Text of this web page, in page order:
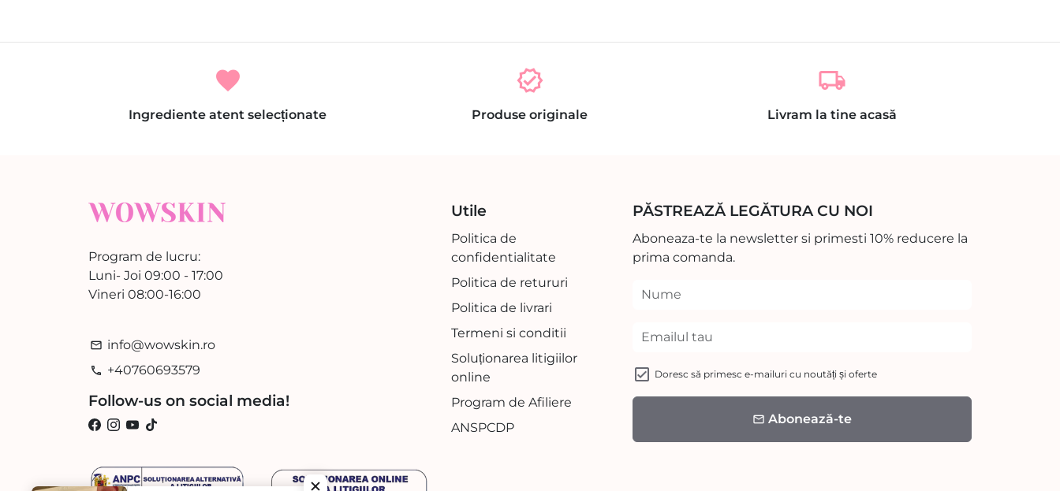
favorite
Ingrediente atent selecționate
verified
Produse originale
local_shipping
Livram la tine acasă
Program de lucru:
Luni- Joi 09:00 - 17:00
Vineri 08:00-16:00
email info@wowskin.ro
phone +40760693579
Follow-us on social media!
Utile
Politica de
confidentialitate
Politica de retururi
Politica de livrari
Termeni si conditii
Soluționarea litigiilor
online
Program de Afiliere
ANSPCDP
PĂSTREAZĂ LEGĂTURA CU NOI
Aboneaza-te la newsletter si primesti 10% reducere la
prima comanda.
Doresc să primesc e-mailuri cu noutăți și oferte
email Abonează-te